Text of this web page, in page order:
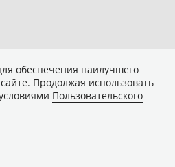
обеспечения наилучшего
Продолжая использовать
Пользовательского